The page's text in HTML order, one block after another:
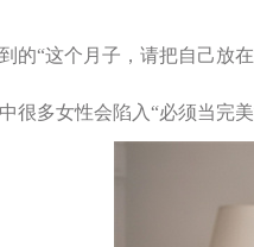
的“这个月子，请把自己放
很多女性会陷入“必须当完